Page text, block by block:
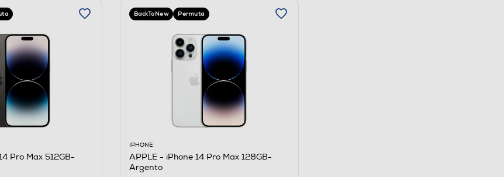
Pro Max 512GB-
BackToNew Permuta
IPHONE
APPLE - iPhone 14 Pro Max 128GB-
Argento